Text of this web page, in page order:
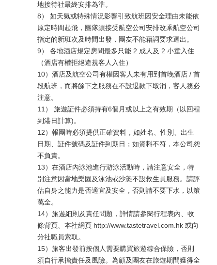
地接待社最終安排為準。
8） 如天氣或特殊情況影響引致航班因安全理由未能依
原定時間起飛，團隊須接受航空公司安排改乘航空公司
指定的新班次及時間出發，團友不能藉詞要求退出。
9） 各地酒店規定房間最多只能 2 成人及 2 小童入住
（酒店有權拒絕違規客人入住）
10）酒店及航空公司有權因客人未有用到首晚酒店 / 首
段航班，而將餘下之服務在不設退款下取消，客人務必
注意。
11） 旅遊証件必須持有6個月或以上之有效期（以回程
到港日計算)。
12）報團時必須提供正確資料，如姓名、性別、出生
日期、証件號碼及証件到期日；如資料不符，本公司恕
不負責。
13）在酒店內泳池進行游泳活動時，請注意安全，特
別注意因當地樂園及泳池或沙灘不設救生員服務。請評
估自身之能力是否適宜及安全，否則請不要下水，以策
萬全。
14）旅遊細則及責任問題，詳情請參閱行程表內、收
條背頁、本社網頁 http://www.tastetravel.com.hk 或向
分社職員索取。
15）旅客出發前按個人需要購買旅遊綜合保險，否則
須自行承擔責任及風險。為顧及團友在旅遊期間獲得全